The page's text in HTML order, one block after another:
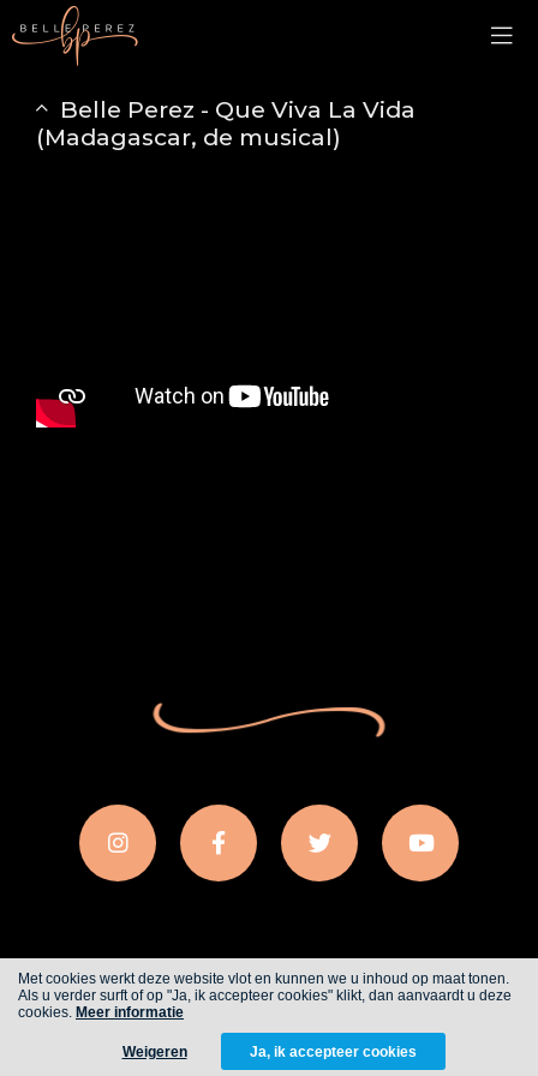
Belle Perez - Que Viva La Vida
(Madagascar, de musical)
Cookies Privacy
FROM ALWAYS AWAKE
Met cookies werkt deze website vlot en kunnen we u inhoud op maat tonen.
Als u verder surft of op "Ja, ik accepteer cookies" klikt, dan aanvaardt u deze
cookies. Meer informatie
Weigeren Ja, ik accepteer cookies